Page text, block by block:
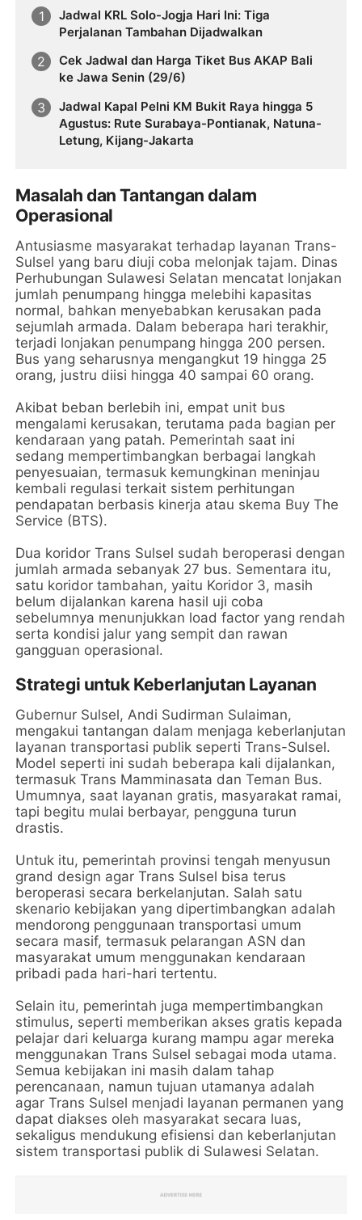
Jadwal KRL Solo-Jogja Hari Ini: Tiga
Perjalanan Tambahan Dijadwalkan
Cek Jadwal dan Harga Tiket Bus AKAP Bali
ke Jawa Senin (29/6)
Jadwal Kapal Pelni KM Bukit Raya hingga 5
Agustus: Rute Surabaya-Pontianak, Natuna-
Letung, Kijang-Jakarta
Masalah dan Tantangan dalam
Operasional
Antusiasme masyarakat terhadap layanan Trans-
Sulsel yang baru diuji coba melonjak tajam. Dinas
Perhubungan Sulawesi Selatan mencatat lonjakan
jumlah penumpang hingga melebihi kapasitas
normal, bahkan menyebabkan kerusakan pada
sejumlah armada. Dalam beberapa hari terakhir,
terjadi lonjakan penumpang hingga 200 persen.
Bus yang seharusnya mengangkut 19 hingga 25
orang, justru diisi hingga 40 sampai 60 orang.
Akibat beban berlebih ini, empat unit bus
mengalami kerusakan, terutama pada bagian per
kendaraan yang patah. Pemerintah saat ini
sedang mempertimbangkan berbagai langkah
penyesuaian, termasuk kemungkinan meninjau
kembali regulasi terkait sistem perhitungan
pendapatan berbasis kinerja atau skema Buy The
Service (BTS).
Dua koridor Trans Sulsel sudah beroperasi dengan
jumlah armada sebanyak 27 bus. Sementara itu,
satu koridor tambahan, yaitu Koridor 3, masih
belum dijalankan karena hasil uji coba
sebelumnya menunjukkan load factor yang rendah
serta kondisi jalur yang sempit dan rawan
gangguan operasional.
Strategi untuk Keberlanjutan Layanan
Gubernur Sulsel, Andi Sudirman Sulaiman,
mengakui tantangan dalam menjaga keberlanjutan
layanan transportasi publik seperti Trans-Sulsel.
Model seperti ini sudah beberapa kali dijalankan,
termasuk Trans Mamminasata dan Teman Bus.
Umumnya, saat layanan gratis, masyarakat ramai,
tapi begitu mulai berbayar, pengguna turun
drastis.
Untuk itu, pemerintah provinsi tengah menyusun
grand design agar Trans Sulsel bisa terus
beroperasi secara berkelanjutan. Salah satu
skenario kebijakan yang dipertimbangkan adalah
mendorong penggunaan transportasi umum
secara masif, termasuk pelarangan ASN dan
masyarakat umum menggunakan kendaraan
pribadi pada hari-hari tertentu.
Selain itu, pemerintah juga mempertimbangkan
stimulus, seperti memberikan akses gratis kepada
pelajar dari keluarga kurang mampu agar mereka
menggunakan Trans Sulsel sebagai moda utama.
Semua kebijakan ini masih dalam tahap
perencanaan, namun tujuan utamanya adalah
agar Trans Sulsel menjadi layanan permanen yang
dapat diakses oleh masyarakat secara luas,
sekaligus mendukung efisiensi dan keberlanjutan
sistem transportasi publik di Sulawesi Selatan.